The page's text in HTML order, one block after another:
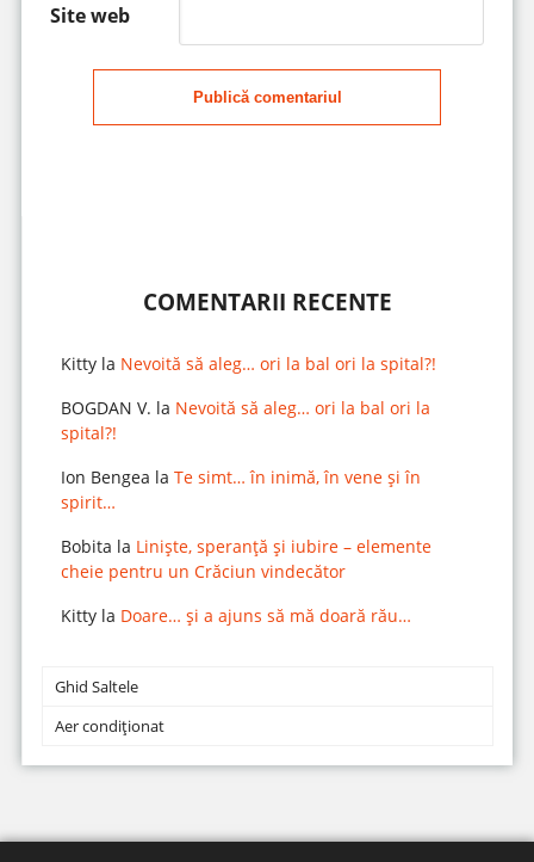
Site web
Publică comentariul
COMENTARII RECENTE
Kittyla Nevoită să aleg… ori la bal ori la spital?!
BOGDAN V. la Nevoită să aleg… ori la bal ori la
spital?!
Ion Bengea la Te simt… în inimă, în vene și în
spirit…
Bobita la Liniște, speranță și iubire – elemente
cheie pentru un Crăciun vindecător
Kittyla Doare… și a ajuns să mă doară rău…
Ghid Saltele
Aer condiționat